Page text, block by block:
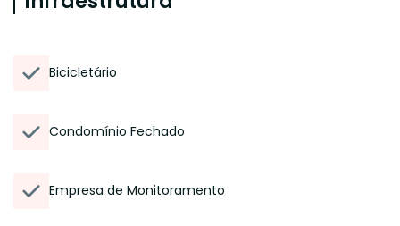
Bicicletário
Condomínio Fechado
Empresa de Monitoramento